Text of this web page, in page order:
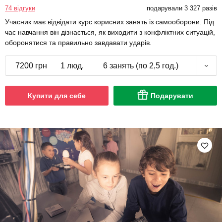
74 відгуки подарували 3 327 разів
Учасник має відвідати курс корисних занять із самооборони. Під
час навчання він дізнається, як виходити з конфліктних ситуацій,
оборонятися та правильно завдавати ударів.
7200 грн 1 люд. 6 занять (по 2,5 год.)
Купити для себе Подарувати